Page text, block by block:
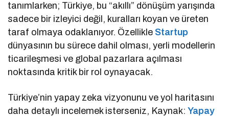
tanımlarken; Türkiye, bu “akıllı” dönüşüm yarışında
sadece bir izleyici değil, kuralları koyan ve üreten
taraf olmaya odaklanıyor. Özellikle Startup
dünyasının bu sürece dahil olması, yerli modellerin
ticarileşmesi ve global pazarlara açılması
noktasında kritik bir rol oynayacak.
Türkiye’nin yapay zeka vizyonunu ve yol haritasını
daha detaylı incelemek isterseniz, Kaynak:Yapay